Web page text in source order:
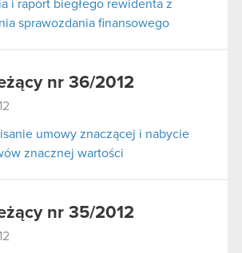
i raport biegłego rewidenta z
sprawozdania finansowego
nr 36/2012
umowy znaczącej i nabycie
znacznej wartości
nr 35/2012